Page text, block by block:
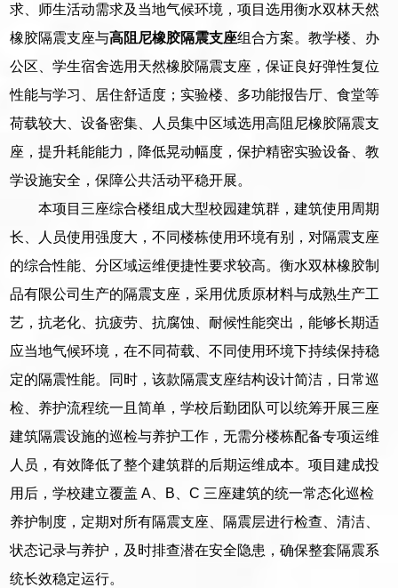
求、师生活动需求及当地气候环境，项目选用衡水双林天然
橡胶隔震支座与高阻尼橡胶隔震支座组合方案。教学楼、办
公区、学生宿舍选用天然橡胶隔震支座，保证良好弹性复位
性能与学习、居住舒适度；实验楼、多功能报告厅、食堂等
荷载较大、设备密集、人员集中区域选用高阻尼橡胶隔震支
座，提升耗能能力，降低晃动幅度，保护精密实验设备、教
学设施安全，保障公共活动平稳开展。
本项目三座综合楼组成大型校园建筑群，建筑使用周期
长、人员使用强度大，不同楼栋使用环境有别，对隔震支座
的综合性能、分区域运维便捷性要求较高。衡水双林橡胶制
品有限公司生产的隔震支座，采用优质原材料与成熟生产工
艺，抗老化、抗疲劳、抗腐蚀、耐候性能突出，能够长期适
应当地气候环境，在不同荷载、不同使用环境下持续保持稳
定的隔震性能。同时，该款隔震支座结构设计简洁，日常巡
检、养护流程统一且简单，学校后勤团队可以统筹开展三座
建筑隔震设施的巡检与养护工作，无需分楼栋配备专项运维
人员，有效降低了整个建筑群的后期运维成本。项目建成投
用后，学校建立覆盖 A、B、C 三座建筑的统一常态化巡检
养护制度，定期对所有隔震支座、隔震层进行检查、清洁、
状态记录与养护，及时排查潜在安全隐患，确保整套隔震系
统长效稳定运行。